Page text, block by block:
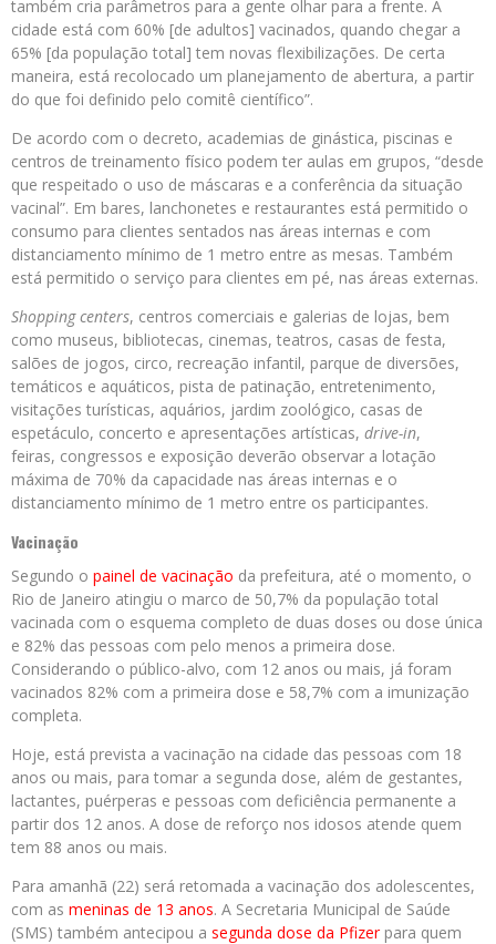
também cria parâmetros para a gente olhar para a frente. A
cidade está com 60% [de adultos] vacinados, quando chegar a
65% [da população total] tem novas flexibilizações. De certa
maneira, está recolocado um planejamento de abertura, a partir
do que foi definido pelo comitê científico”.
De acordo com o decreto, academias de ginástica, piscinas e
centros de treinamento físico podem ter aulas em grupos, “desde
que respeitado o uso de máscaras e a conferência da situação
vacinal”. Em bares, lanchonetes e restaurantes está permitido o
consumo para clientes sentados nas áreas internas e com
distanciamento mínimo de 1 metro entre as mesas. Também
está permitido o serviço para clientes em pé, nas áreas externas.
Shopping centers, centros comerciais e galerias de lojas, bem
como museus, bibliotecas, cinemas, teatros, casas de festa,
salões de jogos, circo, recreação infantil, parque de diversões,
temáticos e aquáticos, pista de patinação, entretenimento,
visitações turísticas, aquários, jardim zoológico, casas de
espetáculo, concerto e apresentações artísticas, drive-in,
feiras, congressos e exposição deverão observar a lotação
máxima de 70% da capacidade nas áreas internas e o
distanciamento mínimo de 1 metro entre os participantes.
Vacinação
Segundo o painel de vacinação da prefeitura, até o momento, o
Rio de Janeiro atingiu o marco de 50,7% da população total
vacinada com o esquema completo de duas doses ou dose única
e 82% das pessoas com pelo menos a primeira dose.
Considerando o público-alvo, com 12 anos ou mais, já foram
vacinados 82% com a primeira dose e 58,7% com a imunização
completa.
Hoje, está prevista a vacinação na cidade das pessoas com 18
anos ou mais, para tomar a segunda dose, além de gestantes,
lactantes, puérperas e pessoas com deficiência permanente a
partir dos 12 anos. A dose de reforço nos idosos atende quem
tem 88 anos ou mais.
Para amanhã (22) será retomada a vacinação dos adolescentes,
com as meninas de 13 anos. A Secretaria Municipal de Saúde
(SMS) também antecipou a segunda dose da Pfizerpara quem